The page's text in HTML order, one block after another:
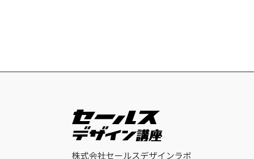
株式会社セールスデザインラボ